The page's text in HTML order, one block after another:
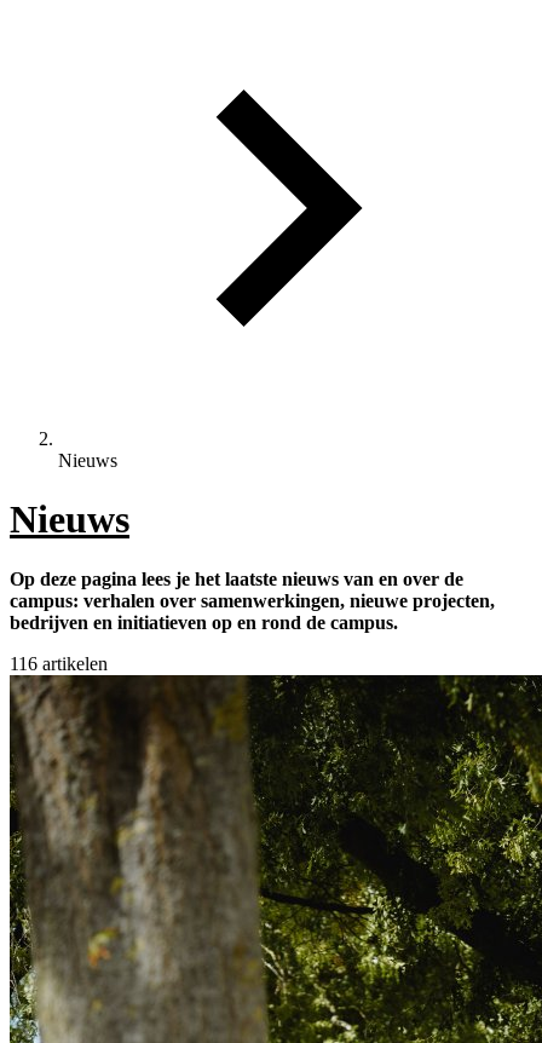
Nieuws
Nieuws
Op deze pagina lees je het laatste nieuws van en over de
campus: verhalen over samenwerkingen, nieuwe projecten,
bedrijven en initiatieven op en rond de campus.
116 artikelen